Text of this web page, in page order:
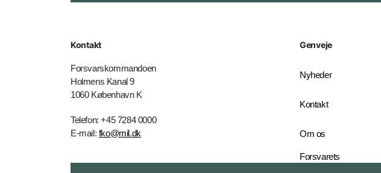
Kontakt
Forsvarskommandoen
Holmens Kanal 9
1060 København K
Telefon: +45 7284 0000
E-mail: fko@mil.dk
Kontakt
Genveje
Nyheder
Kontakt
Om os
Forsvarets